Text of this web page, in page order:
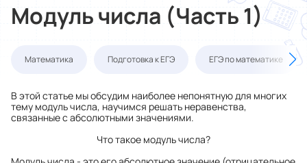
Модуль числа (Часть 1)
Математика Подготовка к ЕГЭ ЕГЭ по математике
В этой статье мы обсудим наиболее непонятную для многих
тему модуль числа, научимся решать неравенства,
связанные с абсолютными значениями.
Что такое модуль числа?